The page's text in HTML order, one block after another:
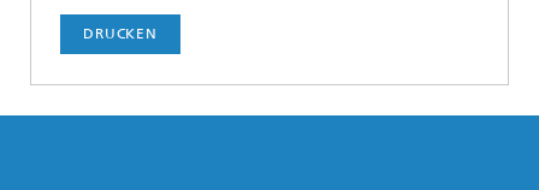
DRUCKEN